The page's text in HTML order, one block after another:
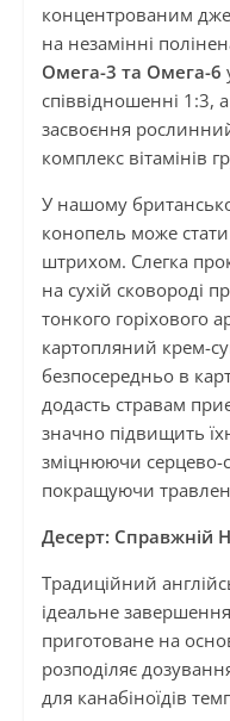
концентрованим
на незамінні
Омега-3 та Омега-6
співвідношенні 1:3,
засвоєння
комплекс вітамінів
У нашому
конопель може
штрихом. Слегка
на сухій сковороді
тонкого горіхового
картопляний крем-
безпосередньо в
додасть стравам
значно підвищить
зміцнюючи серцево-
покращуючи
Десерт: Справжній
Традиційний
ідеальне завершення
приготоване на
розподіляє
для канабіноїдів